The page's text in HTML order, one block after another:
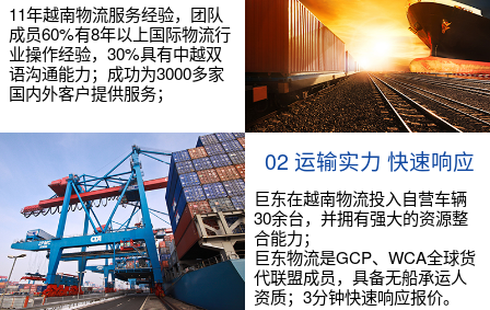
11年越南物流服务经验，团队
成员60%有8年以上国际物流行
业操作经验，30%具有中越双
语沟通能力；成功为3000多家
国内外客户提供服务；
02 运输实力 快速响应
巨东在越南物流投入自营车辆
30余台，并拥有强大的资源整
合能力；
巨东物流是GCP、WCA全球货
代联盟成员，具备无船承运人
资质；3分钟快速响应报价。